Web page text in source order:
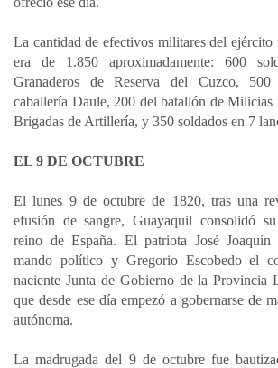
La cantidad de efectivos militares del ejército
era de 1.850 aproximadamente: 600
Granaderos de Reserva del Cuzco,
caballería Daule, 200 del batallón de Milicias
Brigadas de Artillería, y 350 soldados en 7
EL 9 DE OCTUBRE
El lunes 9 de octubre de 1820, tras una
efusión de sangre, Guayaquil consolidó
reino de España. El patriota José
mando político y Gregorio Escobedo el
naciente Junta de Gobierno de la Provincia
que desde ese día empezó a gobernarse de
autónoma.
La madrugada del 9 de octubre fue